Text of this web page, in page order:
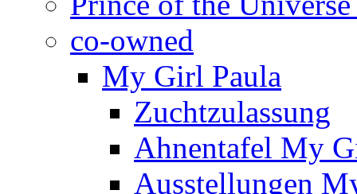
co-owned
My Girl Paula
Zuchtzulassung
Ahnentafel My
Ausstellungen